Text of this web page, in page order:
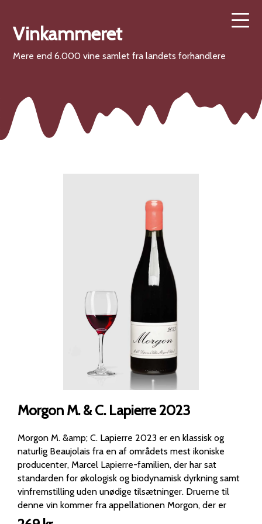
Vinkammeret
Mere end 6.000 vine samlet fra landets forhandlere
Morgon M. & C. Lapierre 2023
Morgon M. &amp; C. Lapierre 2023 er en klassisk og
naturlig Beaujolais fra en af områdets mest ikoniske
producenter, Marcel Lapierre-familien, der har sat
standarden for økologisk og biodynamisk dyrkning samt
vinfremstilling uden unødige tilsætninger. Druerne til
denne vin kommer fra appellationen Morgon, der er
kendt som en af Beaujolais’ mest seriøse cru’er med